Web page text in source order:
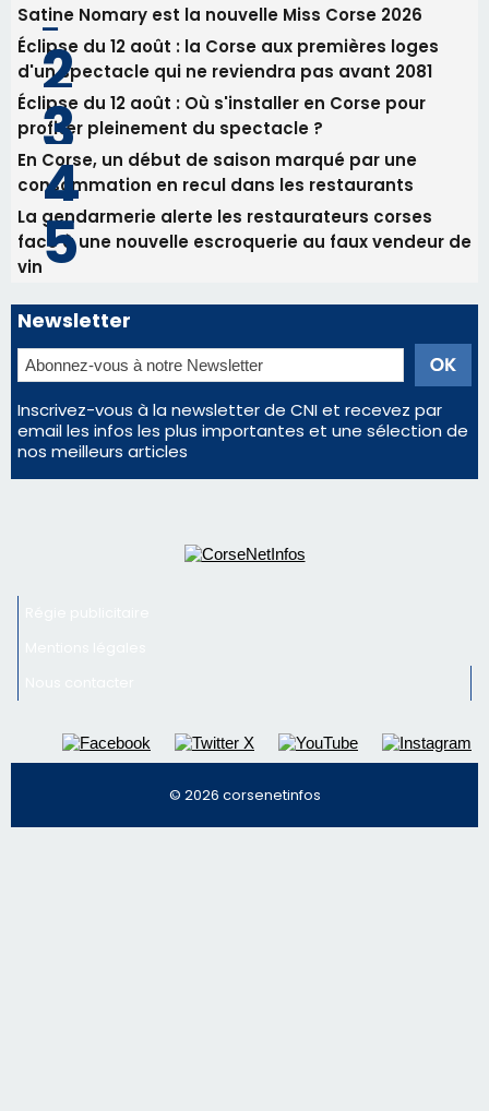
La gendarmerie alerte les restaurateurs corses
face à une nouvelle escroquerie au faux vendeur de
vin
Newsletter
Inscrivez-vous à la newsletter de CNI et recevez par
email les infos les plus importantes et une sélection de
nos meilleurs articles
Régie publicitaire
Mentions légales
Nous contacter